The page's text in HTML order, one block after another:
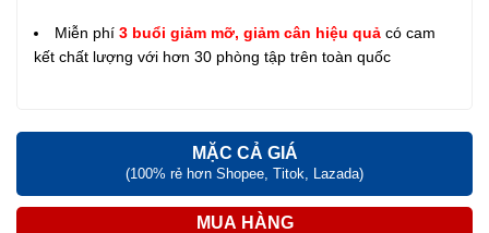
Miễn phí 3 buổi giảm mỡ, giảm cân hiệu quả có cam
kết chất lượng với hơn 30 phòng tập trên toàn quốc
MẶC CẢ GIÁ
(100% rẻ hơn Shopee, Titok, Lazada)
MUA HÀNG